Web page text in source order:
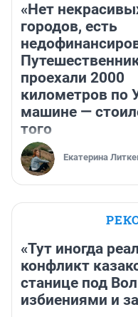
«Нет
городов, есть
проехали 2000
километров по
машине —
того
Екатерина
«Тут иногда
конфликт
станице под
избиениями и